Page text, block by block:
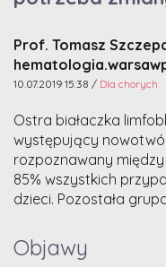
Prof. Tomasz
10.07.2019 15:38 / Dla chorych
Ostra białaczka
występujący
rozpoznawany
85% wszystkich
dzieci. Pozostała
Objawy